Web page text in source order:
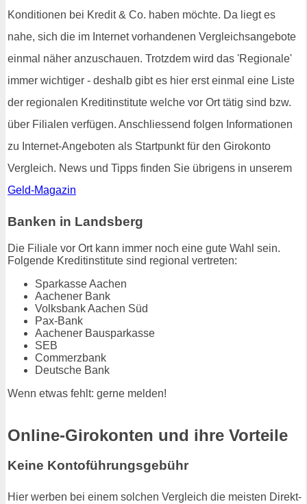
Konditionen bei Kredit & Co. haben möchte. Da liegt es
nahe, sich die im Internet vorhandenen Vergleichsangebote
einmal näher anzuschauen. Trotzdem wird das 'Regionale'
immer wichtiger - deshalb gibt es hier erst einmal eine Liste
der regionalen Kreditinstitute welche vor Ort tätig sind bzw.
über Filialen verfügen. Anschliessend folgen Informationen
zu Internet-Angeboten als Startpunkt für den Girokonto
Vergleich. News und Tipps finden Sie übrigens in unserem
Geld-Magazin
Banken in Landsberg
Die Filiale vor Ort kann immer noch eine gute Wahl sein.
Folgende Kreditinstitute sind regional vertreten:
Sparkasse Aachen
Aachener Bank
Volksbank Aachen Süd
Pax-Bank
Aachener Bausparkasse
SEB
Commerzbank
Deutsche Bank
Wenn etwas fehlt: gerne melden!
Online-Girokonten und ihre Vorteile
Keine Kontoführungsgebühr
Hier werben bei einem solchen Vergleich die meisten Direkt-